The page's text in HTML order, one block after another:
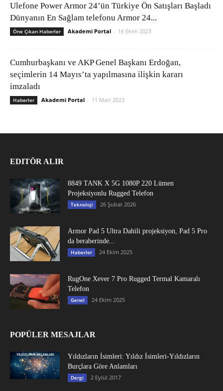
Ulefone Power Armor 24’ün Türkiye Ön Satışları Başladı
Dünyanın En Sağlam telefonu Armor 24...
Öne Çıkan Haberler Akademi Portal - 16 Ekim 2023
Cumhurbaşkanı ve AKP Genel Başkanı Erdoğan,
seçimlerin 14 Mayıs’ta yapılmasına ilişkin kararı
imzaladı
Haberler Akademi Portal - 11 Mart 2023
EDITÖR ALIR
8849 TANK X 5G 1080P 220 Lümen
Projeksiyonlu Rugged Telefon
Teknoloji 26 Şubat 2026
Armor Pad 5 Ultra Dahili projeksiyon, Pad 5 Pro
da beraberinde...
Haberler 24 Ekim 2025
RugOne Xever 7 Pro Rugged Termal Kamaralı
Telefon
Genel 24 Ekim 2025
POPÜLER MESAJLAR
Yıldızların İsimleri: Yıldız İsimleri-Yıldızların
Burçlara Göre Anlamları
Dergi 2 Eylül 2017